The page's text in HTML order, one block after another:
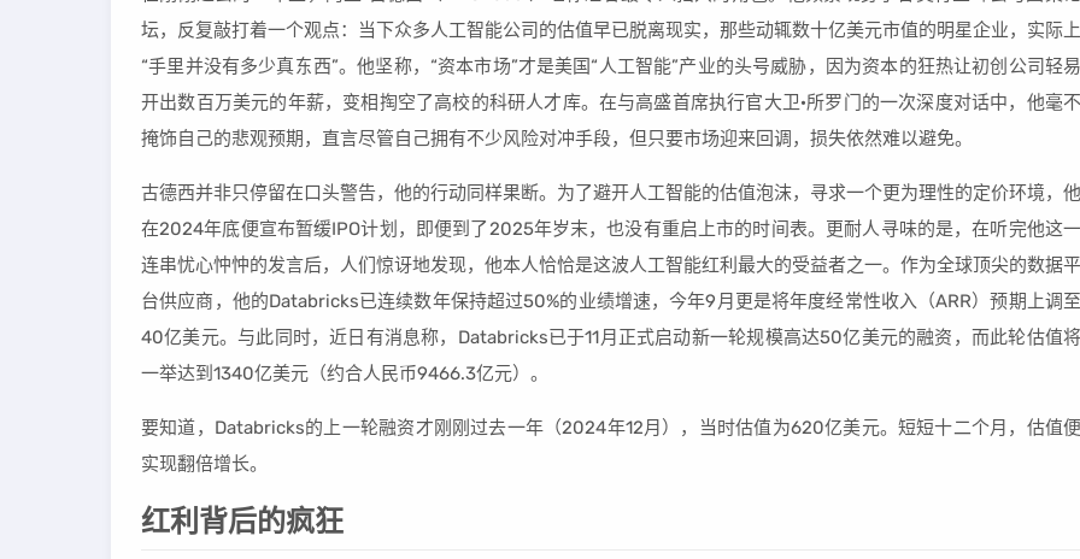
坛，反复敲打着一个观点：当下众多人工智能公司的估值早已脱离现实，那些动辄数十亿美元市值的明星企业，实际上
“手里并没有多少真东西”。他坚称，“资本市场”才是美国“人工智能”产业的头号威胁，因为资本的狂热让初创公司轻易
开出数百万美元的年薪，变相掏空了高校的科研人才库。在与高盛首席执行官大卫·所罗门的一次深度对话中，他毫不
掩饰自己的悲观预期，直言尽管自己拥有不少风险对冲手段，但只要市场迎来回调，损失依然难以避免。
古德西并非只停留在口头警告，他的行动同样果断。为了避开人工智能的估值泡沫，寻求一个更为理性的定价环境，他
在2024年底便宣布暂缓IPO计划，即便到了2025年岁末，也没有重启上市的时间表。更耐人寻味的是，在听完他这一
连串忧心忡忡的发言后，人们惊讶地发现，他本人恰恰是这波人工智能红利最大的受益者之一。作为全球顶尖的数据平
台供应商，他的Databricks已连续数年保持超过50%的业绩增速，今年9月更是将年度经常性收入（ARR）预期上调至
40亿美元。与此同时，近日有消息称，Databricks已于11月正式启动新一轮规模高达50亿美元的融资，而此轮估值将
一举达到1340亿美元（约合人民币9466.3亿元）。
要知道，Databricks的上一轮融资才刚刚过去一年（2024年12月），当时估值为620亿美元。短短十二个月，估值便
实现翻倍增长。
红利背后的疯狂